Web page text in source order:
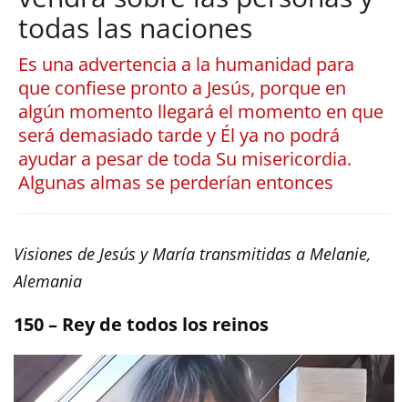
todas las naciones
Es una advertencia a la humanidad para
que confiese pronto a Jesús, porque en
algún momento llegará el momento en que
será demasiado tarde y Él ya no podrá
ayudar a pesar de toda Su misericordia.
Algunas almas se perderían entonces
Visiones de Jesús y María transmitidas a Melanie,
Alemania
150 – Rey de todos los reinos